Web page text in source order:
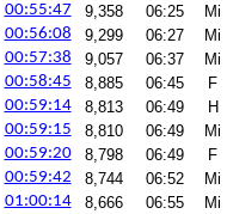
00:55:47 9,358 06:25 Mi
00:56:08 9,299 06:27 Mi
00:57:38 9,057 06:37 Mi
00:58:45 8,885 06:45 F
00:59:14 8,813 06:49 H
00:59:15 8,810 06:49 Mi
00:59:20 8,798 06:49 F
00:59:42 8,744 06:52 Mi
01:00:14 8,666 06:55 Mi